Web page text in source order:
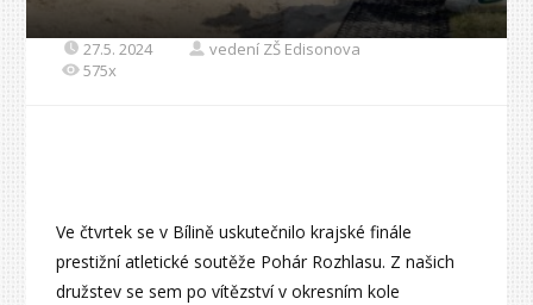
27.5. 2024
vedení ZŠ Edisonova
575x
Ve čtvrtek se v Bílině uskutečnilo krajské finále
prestižní atletické soutěže Pohár Rozhlasu. Z našich
družstev se sem po vítězství v okresním kole